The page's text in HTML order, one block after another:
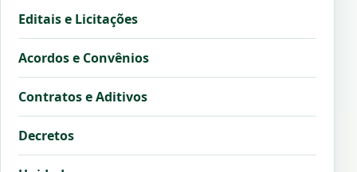
Editais e Licitações
Acordos e Convênios
Contratos e Aditivos
Decretos